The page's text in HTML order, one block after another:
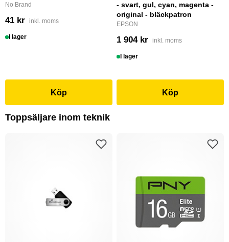
No Brand
41 kr inkl. moms
I lager
Köp
- svart, gul, cyan, magenta -
original - bläckpatron
EPSON
1 904 kr inkl. moms
I lager
Köp
Toppsäljare inom teknik